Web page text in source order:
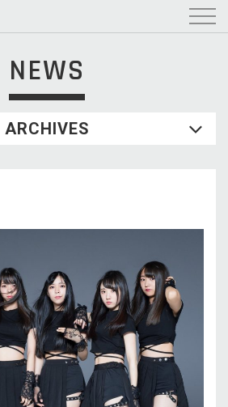
NEWS
ARCHIVES